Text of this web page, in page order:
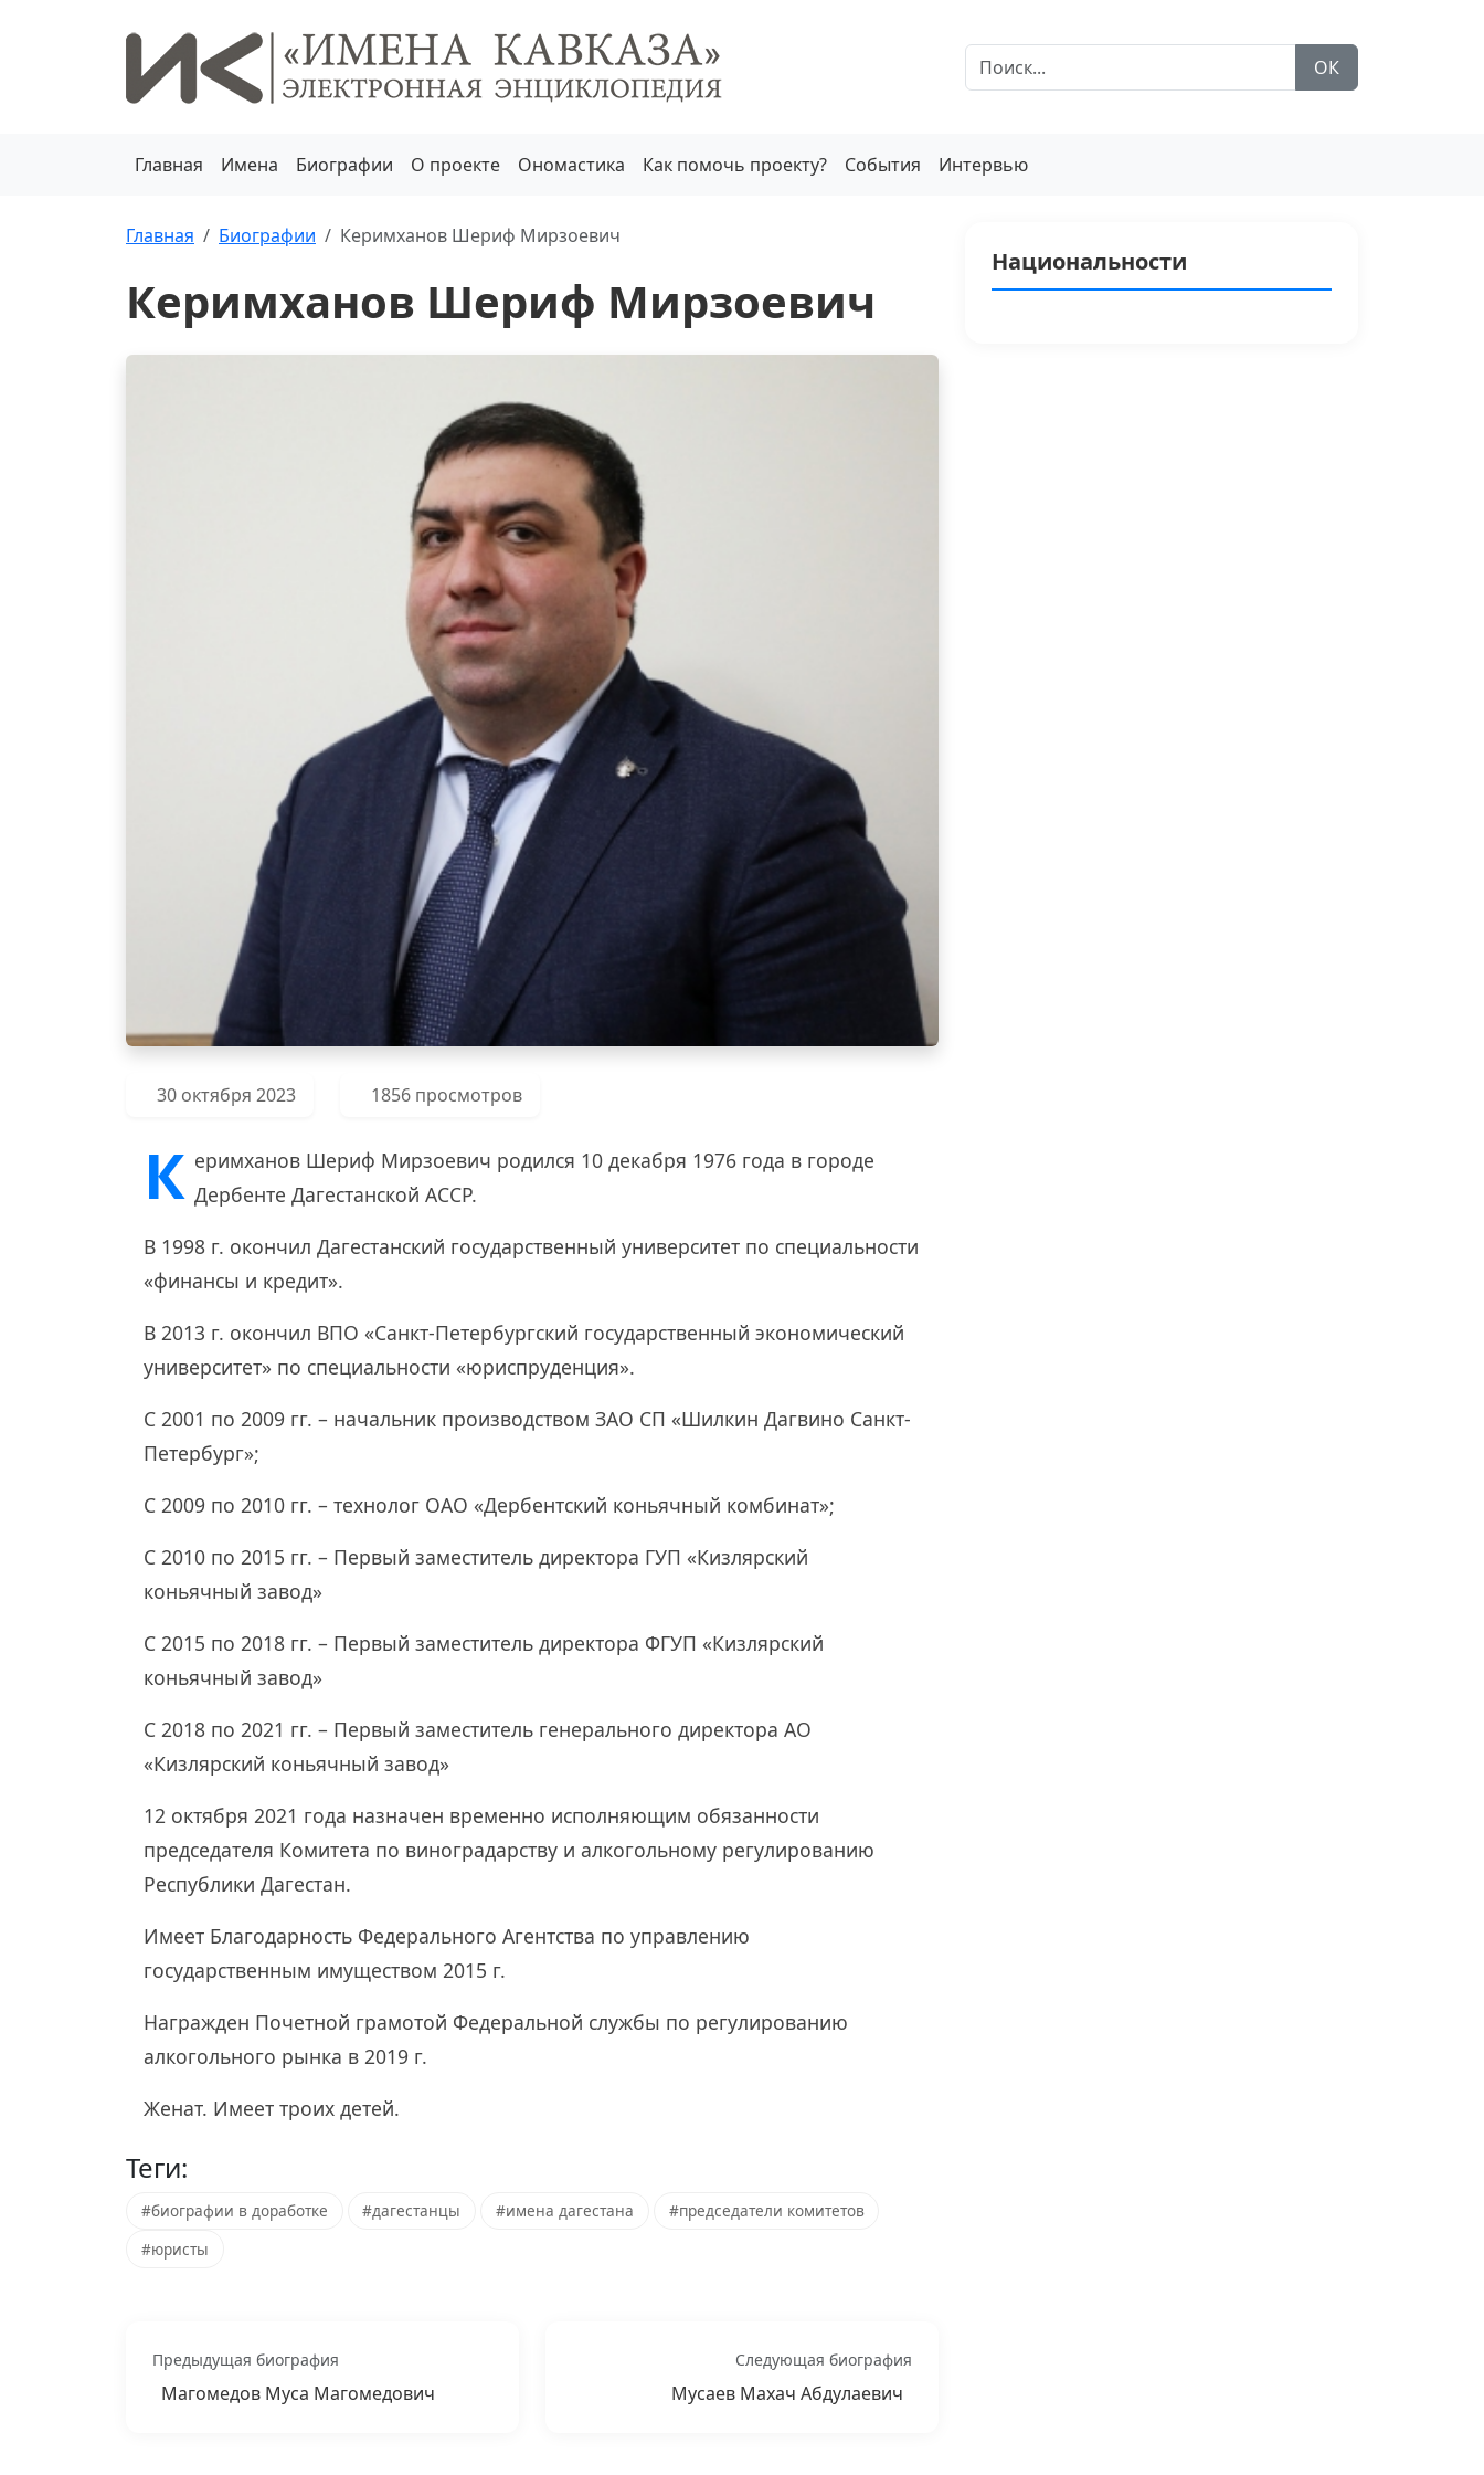
ОК
Главная Имена Биографии О проекте Ономастика Как помочь проекту? События Интервью
Главная Биографии Керимханов Шериф Мирзоевич
Керимханов Шериф Мирзоевич
30 октября 2023 1856 просмотров
К еримханов Шериф Мирзоевич родился 10 декабря 1976 года в городе
Дербенте Дагестанской АССР.
В 1998 г. окончил Дагестанский государственный университет по специальности
«финансы и кредит».
В 2013 г. окончил ВПО «Санкт-Петербургский государственный экономический
университет» по специальности «юриспруденция».
С 2001 по 2009 гг. – начальник производством ЗАО СП «Шилкин Дагвино Санкт-
Петербург»;
С 2009 по 2010 гг. – технолог ОАО «Дербентский коньячный комбинат»;
С 2010 по 2015 гг. – Первый заместитель директора ГУП «Кизлярский
коньячный завод»
С 2015 по 2018 гг. – Первый заместитель директора ФГУП «Кизлярский
коньячный завод»
С 2018 по 2021 гг. – Первый заместитель генерального директора АО
«Кизлярский коньячный завод»
12 октября 2021 года назначен временно исполняющим обязанности
председателя Комитета по виноградарству и алкогольному регулированию
Республики Дагестан.
Имеет Благодарность Федерального Агентства по управлению
государственным имуществом 2015 г.
Награжден Почетной грамотой Федеральной службы по регулированию
алкогольного рынка в 2019 г.
Женат. Имеет троих детей.
Теги:
#биографии в доработке #дагестанцы #имена дагестана
#председатели комитетов
#юристы
Предыдущая биография
Магомедов Муса Магомедович
Следующая биография
Мусаев Махач Абдулаевич
Национальности